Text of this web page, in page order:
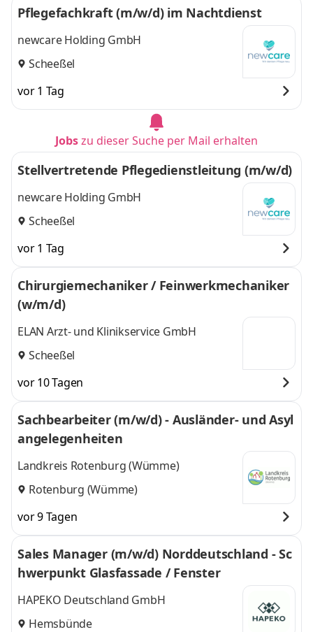
Pflegefachkraft (m/w/d) im Nachtdienst
newcare Holding GmbH
Scheeßel
vor 1 Tag
Jobszu dieser Suche per Mail erhalten
Stellvertretende Pflegedienstleitung (m/w/d)
newcare Holding GmbH
Scheeßel
vor 1 Tag
Chirurgiemechaniker / Feinwerkmechaniker
(w/m/d)
ELAN Arzt- und Klinikservice GmbH
Scheeßel
vor 10 Tagen
Sachbearbeiter (m/w/d) - Ausländer- und Asyl
angelegenheiten
Landkreis Rotenburg (Wümme)
Rotenburg (Wümme)
vor 9 Tagen
Sales Manager (m/w/d) Norddeutschland - Sc
hwerpunkt Glasfassade / Fenster
HAPEKO Deutschland GmbH
Hemsbünde